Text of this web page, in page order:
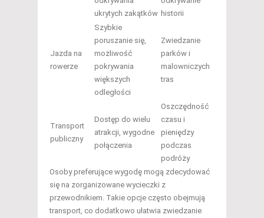
ukrytych zakątków historii
Jazda na
rowerze
Szybkie
poruszanie się,
możliwość
pokrywania
większych
odległości
Zwiedzanie
parków i
malowniczych
tras
Transport
publiczny
Dostęp do wielu
atrakcji, wygodne
połączenia
Oszczędność
czasu i
pieniędzy
podczas
podróży
Osoby preferujące wygodę mogą zdecydować
się na zorganizowane wycieczki z
przewodnikiem. Takie opcje często obejmują
transport, co dodatkowo ułatwia zwiedzanie